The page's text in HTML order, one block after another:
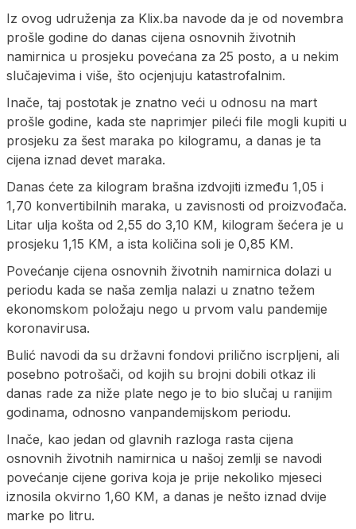
Iz ovog udruženja za Klix.ba navode da je od novembra
prošle godine do danas cijena osnovnih životnih
namirnica u prosjeku povećana za 25 posto, a u nekim
slučajevima i više, što ocjenjuju katastrofalnim.
Inače, taj postotak je znatno veći u odnosu na mart
prošle godine, kada ste naprimjer pileći file mogli kupiti u
prosjeku za šest maraka po kilogramu, a danas je ta
cijena iznad devet maraka.
Danas ćete za kilogram brašna izdvojiti između 1,05 i
1,70 konvertibilnih maraka, u zavisnosti od proizvođača.
Litar ulja košta od 2,55 do 3,10 KM, kilogram šećera je u
prosjeku 1,15 KM, a ista količina soli je 0,85 KM.
Povećanje cijena osnovnih životnih namirnica dolazi u
periodu kada se naša zemlja nalazi u znatno težem
ekonomskom položaju nego u prvom valu pandemije
koronavirusa.
Bulić navodi da su državni fondovi prilično iscrpljeni, ali
posebno potrošači, od kojih su brojni dobili otkaz ili
danas rade za niže plate nego je to bio slučaj u ranijim
godinama, odnosno vanpandemijskom periodu.
Inače, kao jedan od glavnih razloga rasta cijena
osnovnih životnih namirnica u našoj zemlji se navodi
povećanje cijene goriva koja je prije nekoliko mjeseci
iznosila okvirno 1,60 KM, a danas je nešto iznad dvije
marke po litru.